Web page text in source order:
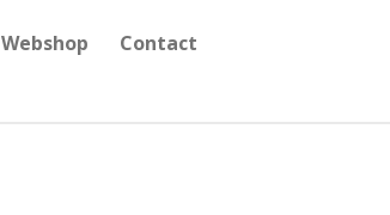
Webshop
Contact